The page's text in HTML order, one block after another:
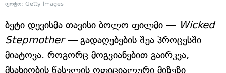
ფოტო: Getty Images
ბეტი დევისმა თავისი ბოლო ფილმი — Wicked
Stepmother —გადაღებების შუა პროცესში
მიატოვა. როგორც მოგვიანებით გაირკვა,
მსახიობის წასვლის ოფიციალური მიზეზი